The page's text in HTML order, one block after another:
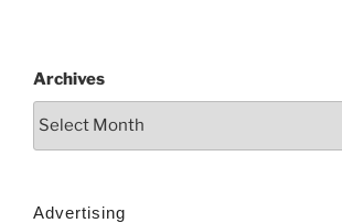
Archives
Advertising